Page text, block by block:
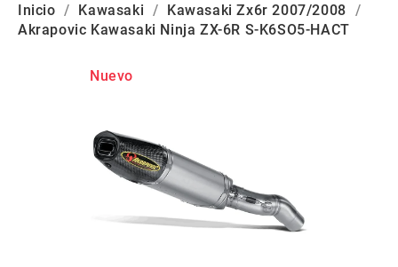
Inicio Kawasaki
Kawasaki Zx6r 2007/2008
Akrapovic Kawasaki Ninja ZX-6R S-K6SO5-HACT
Nuevo